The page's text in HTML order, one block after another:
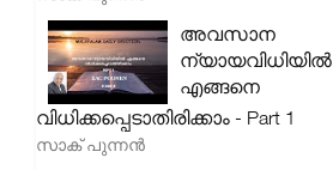
അവസാന
ന്യായവിധിയിൽ
എങ്ങനെ
വിധിക്കപ്പെടാതിരിക്കാം - Part 1
സാക് പുന്നൻ